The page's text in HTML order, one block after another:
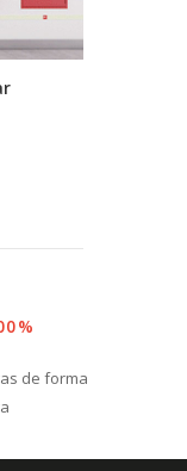
de forma